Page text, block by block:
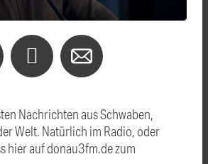
Nachrichten aus Schwaben,
Welt. Natürlich im Radio, oder
hier auf donau3fm.de zum